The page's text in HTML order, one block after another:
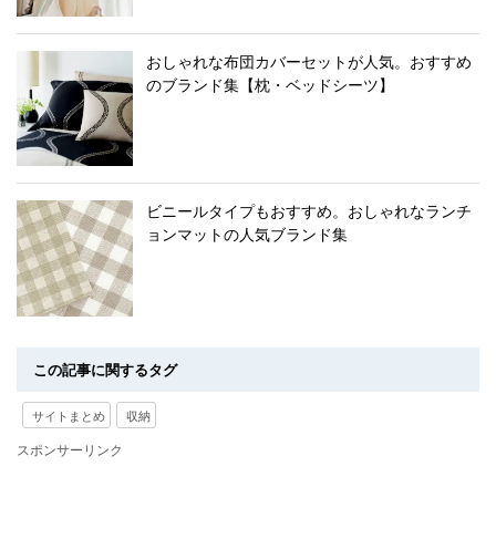
おしゃれな布団カバーセットが人気。おすすめ
のブランド集【枕・ベッドシーツ】
ビニールタイプもおすすめ。おしゃれなランチ
ョンマットの人気ブランド集
この記事に関するタグ
サイトまとめ 収納
スポンサーリンク